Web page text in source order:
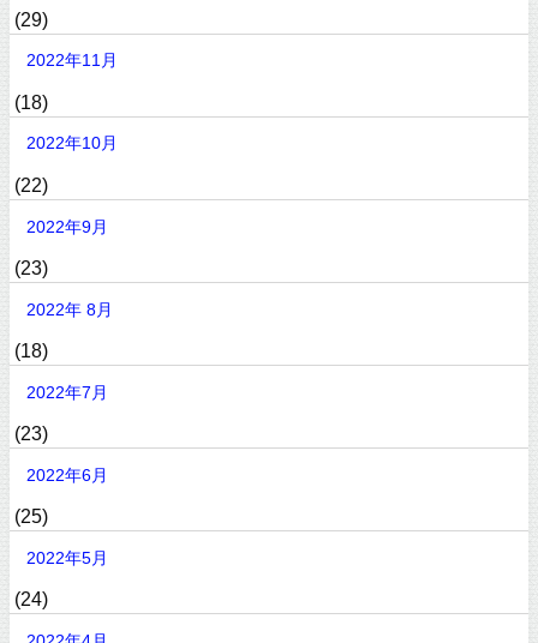
(29)
2022年11月
(18)
2022年10月
(22)
2022年9月
(23)
2022年 8月
(18)
2022年7月
(23)
2022年6月
(25)
2022年5月
(24)